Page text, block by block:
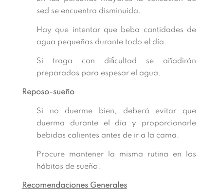
sed se encuentra disminuida.
Hay que intentar que beba cantidades de
agua pequeñas durante todo el día.
Si traga con dificultad se añadirán
preparados para espesar el agua.
Reposo-sueño
Si no duerme bien, deberá evitar que
duerma durante el día y proporcionarle
bebidas calientes antes de ir a la cama.
Procure mantener la misma rutina en los
hábitos de sueño.
Recomendaciones Generales